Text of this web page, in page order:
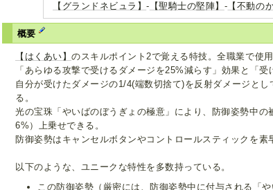
【グランドネビュラ】- 【聖騎士の堅陣】 - 【不動の
概要
【はくあい】のスキルポイント2で覚える特技。全職業で使
「あらゆる攻撃で受けるダメージを25%減らす」効果と「
自分が受けたダメージの1/4(端数切捨て)を反射ダメージと
る。
光の宝珠「やいばのぼうぎょの極意」により、防御姿勢中
6%）上乗せできる。
防御姿勢はキャンセルボタンやコントロールスティックを素
以下のような、ユニークな特性を多数持っている。
この防御姿勢（厳密には、防御姿勢中に付与される「